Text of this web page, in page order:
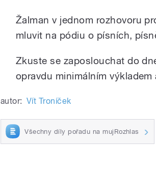
Žalman v jednom rozhovoru
mluvit na pódiu o písních,
Zkuste se zaposlouchat do
opravdu minimálním výkladem
autor: Vít Troníček
Všechny díly pořadu na mujRozhlas